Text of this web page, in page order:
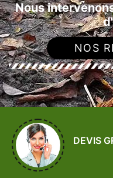
Nous
NOS
DEVIS